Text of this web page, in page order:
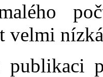
velmi